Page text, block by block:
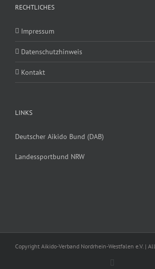
RECHTLICHES
Impressum
Datenschutzhinweis
Kontakt
LINKS
Deutscher Aikido Bund (DAB)
Landessportbund NRW
Copyright Aikido-Verband Nordrhein-Westfalen e.V. |